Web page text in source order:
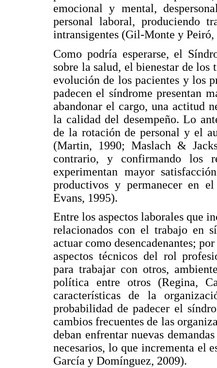
emocional y mental,
personal laboral, produciendo
intransigentes (Gil-Monte y
Como podría esperarse, el
sobre la salud, el bienestar de los
evolución de los pacientes y los
padecen el síndrome presentan
abandonar el cargo, una actitud
la calidad del desempeño. Lo
de la rotación de personal y el
(Martin, 1990; Maslach &
contrario, y confirmando los
experimentan mayor
productivos y permanecer en
Evans, 1995).
Entre los aspectos laborales que
relacionados con el trabajo en
actuar como desencadenantes;
aspectos técnicos del rol
para trabajar con otros,
política entre otros (Regina,
características de la
probabilidad de padecer el
cambios frecuentes de las
deban enfrentar nuevas
necesarios, lo que incrementa el
García y Domínguez, 2009).